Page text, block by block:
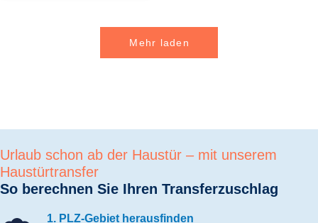
Mehr laden
Urlaub schon ab der Haustür – mit unserem
Haustürtransfer
So berechnen Sie Ihren Transferzuschlag
1. PLZ-Gebiet herausfinden